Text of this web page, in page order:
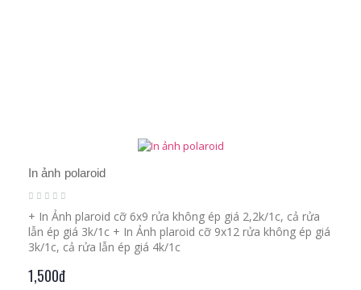
In ảnh polaroid
+ In Ảnh plaroid cỡ 6x9 rửa không ép giá 2,2k/1c, cả rửa
lẫn ép giá 3k/1c + In Ảnh plaroid cỡ 9x12 rửa không ép giá
3k/1c, cả rửa lẫn ép giá 4k/1c
1,500đ